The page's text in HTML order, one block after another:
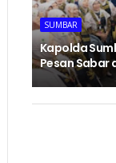
SUMBAR
Kapolda
Pesan Sabar